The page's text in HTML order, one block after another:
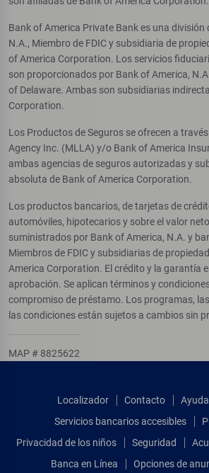
Bank of America Private Bank es una división
N.A., Miembro de FDIC y subsidiaria de
of America Corporation. Los servicios
son proporcionados por Bank of America,
of Delaware. Ambas son subsidiarias
Corporation.
Los Productos de Seguros se ofrecen a
Agency Inc. (MLLA) y/o Bank of America
ambas agencias de seguros autorizadas y
absoluta de Bank of America Corporation.
Los productos bancarios, de tarjetas de
automóviles, hipotecarios y sobre el valor
suministrados por Bank of America, N.A. y
Miembros de FDIC y subsidiarias de
America Corporation. El crédito y la garantía
aprobación. Se aplican términos y
compromiso de préstamo. Los programas,
las condiciones están sujetos a cambios sin
MAP # 8825622
Localizador Contacto
Servicios bancarios accesibles
Privacidad de los niños
Seguridad
Banca en Línea
Opciones de